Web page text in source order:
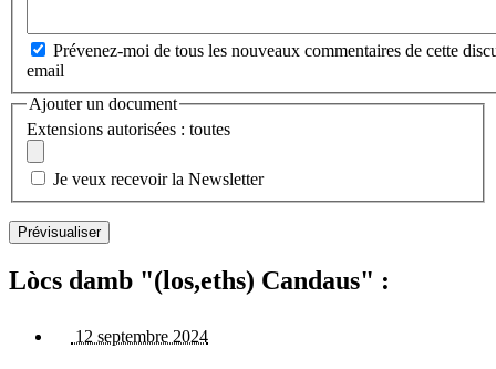
Prévenez-moi de tous les nouveaux commentaires de cette
email
Ajouter un document
Extensions autorisées : toutes
Je veux recevoir la Newsletter
Lòcs damb "(los,eths) Candaus" :
12 septembre 2024